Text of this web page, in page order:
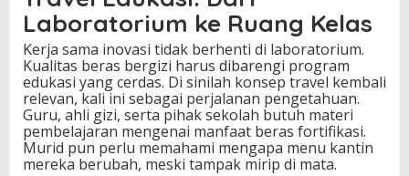
Laboratorium ke Ruang Kelas
Kerja sama inovasi tidak berhenti di laboratorium.
Kualitas beras bergizi harus dibarengi program
edukasi yang cerdas. Di sinilah konsep travel kembali
relevan, kali ini sebagai perjalanan pengetahuan.
Guru, ahli gizi, serta pihak sekolah butuh materi
pembelajaran mengenai manfaat beras fortifikasi.
Murid pun perlu memahami mengapa menu kantin
mereka berubah, meski tampak mirip di mata.